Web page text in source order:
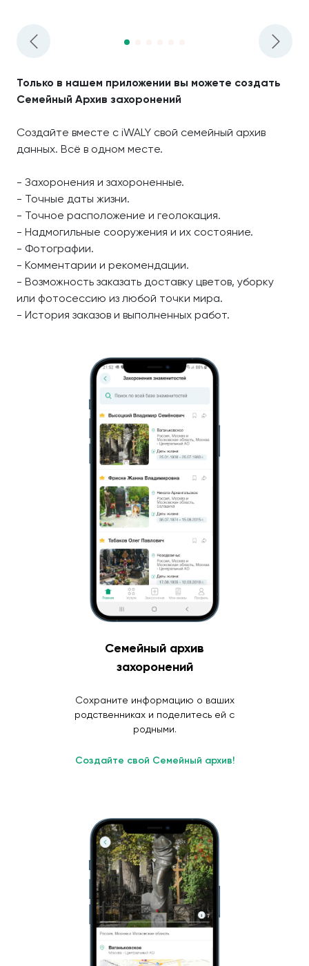
Только в нашем приложении вы можете создать
Семейный Архив захоронений
Создайте вместе с iWALY свой семейный архив
данных. Всё в одном месте.
- Захоронения и захороненные.
- Точные даты жизни.
- Точное расположение и геолокация.
- Надмогильные сооружения и их состояние.
- Фотографии.
- Комментарии и рекомендации.
- Возможность заказать доставку цветов, уборку
или фотосессию из любой точки мира.
- История заказов и выполненных работ.
Семейный архив
захоронений
Сохраните информацию о ваших
родственниках и поделитесь ей с
родными.
Создайте свой Семейный архив!